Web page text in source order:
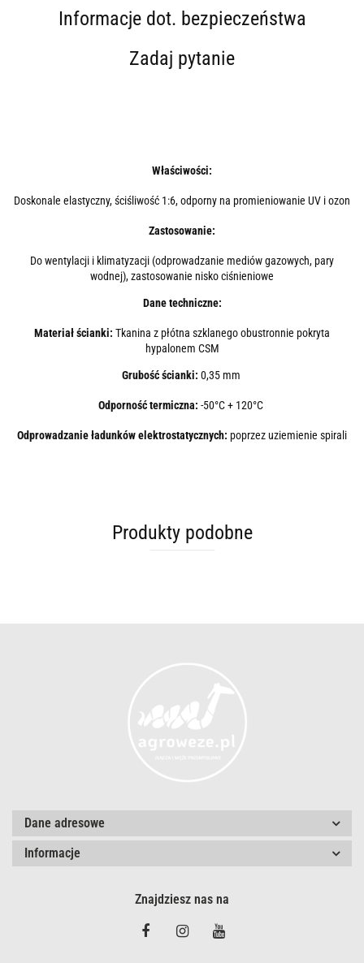
Informacje dot. bezpieczeństwa
Zadaj pytanie
Właściwości:
Doskonale elastyczny, ściśliwość 1:6, odporny na promieniowanie UV i ozon
Zastosowanie:
Do wentylacji i klimatyzacji (odprowadzanie mediów gazowych, pary
wodnej), zastosowanie nisko ciśnieniowe
Dane techniczne:
Materiał ścianki: Tkanina z płótna szklanego obustronnie pokryta
hypalonem CSM
Grubość ścianki: 0,35 mm
Odporność termiczna: -50°C + 120°C
Odprowadzanie ładunków elektrostatycznych: poprzez uziemienie spirali
Produkty podobne
Dane adresowe
Informacje
Znajdziesz nas na